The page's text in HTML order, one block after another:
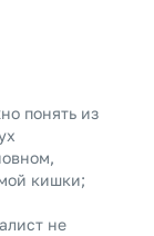
понять из
кишки;
не